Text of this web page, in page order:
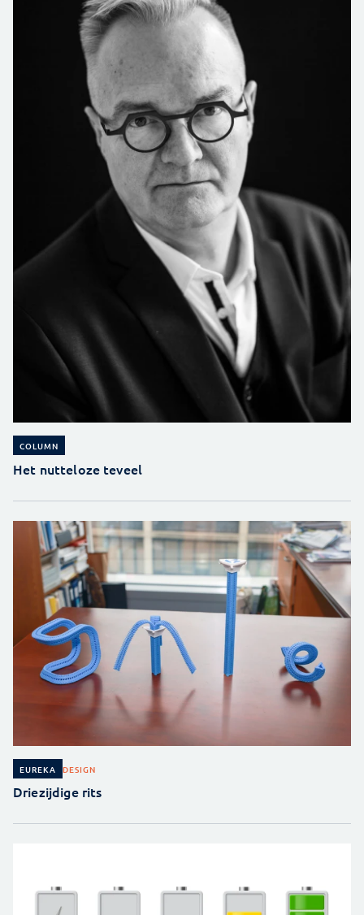
COLUMN
Het nutteloze teveel
EUREKA DESIGN
Driezijdige rits